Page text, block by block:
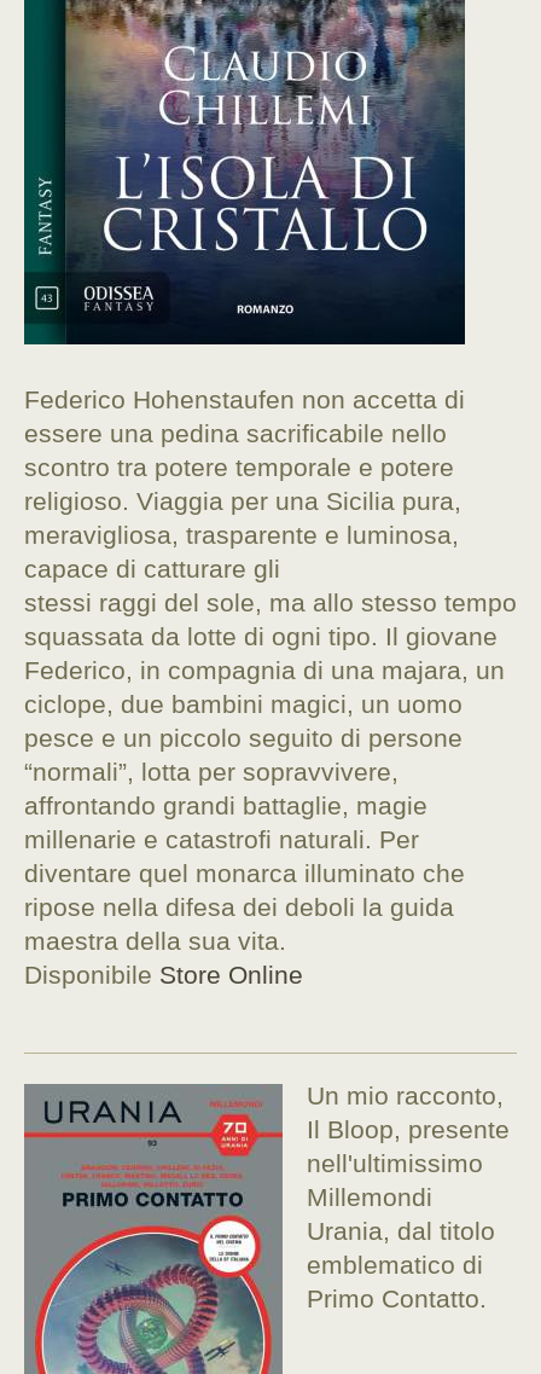
Federico Hohenstaufen non accetta di
essere una pedina sacrificabile nello
scontro tra potere temporale e potere
religioso. Viaggia per una Sicilia pura,
meravigliosa, trasparente e luminosa,
capace di catturare gli
stessi raggi del sole, ma allo stesso tempo
squassata da lotte di ogni tipo. Il giovane
Federico, in compagnia di una majara, un
ciclope, due bambini magici, un uomo
pesce e un piccolo seguito di persone
“normali”, lotta per sopravvivere,
affrontando grandi battaglie, magie
millenarie e catastrofi naturali. Per
diventare quel monarca illuminato che
ripose nella difesa dei deboli la guida
maestra della sua vita.
Disponibile Store Online
Un mio racconto,
Il Bloop, presente
nell'ultimissimo
Millemondi
Urania, dal titolo
emblematico di
Primo Contatto.